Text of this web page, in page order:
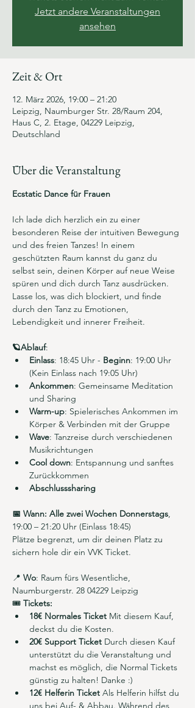
Jetzt andere Veranstaltungen
ansehen
Zeit & Ort
12. März 2026, 19:00 – 21:20
Leipzig, Naumburger Str. 28/Raum 204,
Haus C, 2. Etage, 04229 Leipzig,
Deutschland
Über die Veranstaltung
Ecstatic Dance für Frauen
Ich lade dich herzlich ein zu einer
besonderen Reise der intuitiven Bewegung
und des freien Tanzes! In einem
geschützten Raum kannst du ganz du
selbst sein, deinen Körper auf neue Weise
spüren und dich durch Tanz ausdrücken.
Lasse los, was dich blockiert, und finde
durch den Tanz zu Emotionen,
Lebendigkeit und innerer Freiheit.
🪐Ablauf:
Einlass: 18:45 Uhr - Beginn: 19:00 Uhr
(Kein Einlass nach 19:05 Uhr)
Ankommen: Gemeinsame Meditation
und Sharing
Warm-up: Spielerisches Ankommen im
Körper & Verbinden mit der Gruppe
Wave: Tanzreise durch verschiedenen
Musikrichtungen
Cool down: Entspannung und sanftes
Zurückkommen
Abschlusssharing
📅 Wann: Alle zwei Wochen Donnerstags,
19:00 – 21:20 Uhr (Einlass 18:45)
Plätze begrenzt, um dir deinen Platz zu
sichern hole dir ein VVK Ticket.
📍 Wo: Raum fürs Wesentliche,
Naumburgerstr. 28 04229 Leipzig
🎟️ Tickets:
18€ Normales Ticket Mit diesem Kauf,
deckst du die Kosten.
20€ Support Ticket Durch diesen Kauf
unterstützt du die Veranstaltung und
machst es möglich, die Normal Tickets
günstig zu halten! Danke :)
12€ Helferin Ticket Als Helferin hilfst du
uns bei Auf- & Abbau. Während des